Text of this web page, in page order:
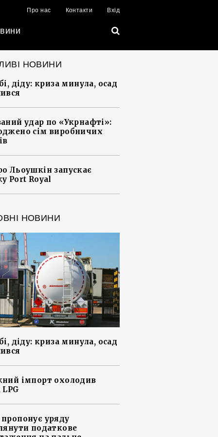
Про нас Контакти Вхід
НОВИНИ
діду: криза минула, осад
удар по «Укрнафті»:
сім виробничих
Льоушкін запускає
Port Royal
НОВИНИ
діду: криза минула, осад
імпорт охолодив
уряду
податкове